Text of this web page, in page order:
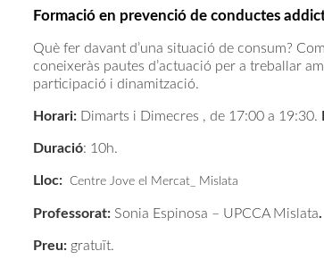
Formació en prevenció de conductes
Què fer davant d’una situació de consum?
coneixeràs pautes d’actuació per a treballar
participació i dinamització.
Horari: Dimarts i Dimecres , de 17:00 a 19:30.
Duració: 10h.
Lloc: Centre Jove el Mercat_ Mislata
Professorat: Sonia Espinosa – UPCCA Mislata.
Preu: gratuït.